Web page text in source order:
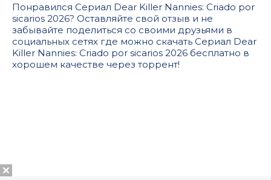
Понравился Сериал Dear Killer Nannies: Criado por
sicarios 2026? Оставляйте свой отзыв и не
забывайте поделиться со своими друзьями в
социальных сетях где можно скачать Сериал Dear
Killer Nannies: Criado por sicarios 2026 бесплатно в
хорошем качестве через торрент!